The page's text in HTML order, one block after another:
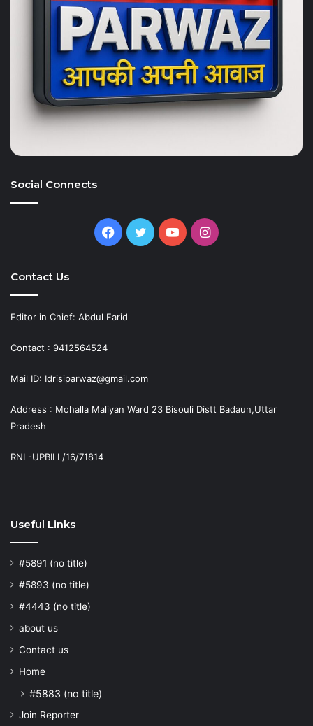
Social Connects
Facebook
TwitterYouTubeInstagram
Contact Us
Editor in Chief: Abdul Farid
Contact : 9412564524
Mail ID: Idrisiparwaz@gmail.com
Address : Mohalla Maliyan Ward 23 Bisouli Distt Badaun,Uttar
Pradesh
RNI -UPBILL/16/71814
Useful Links
#5891 (no title)
#5893 (no title)
#4443 (no title)
about us
Contact us
Home
#5883 (no title)
Join Reporter